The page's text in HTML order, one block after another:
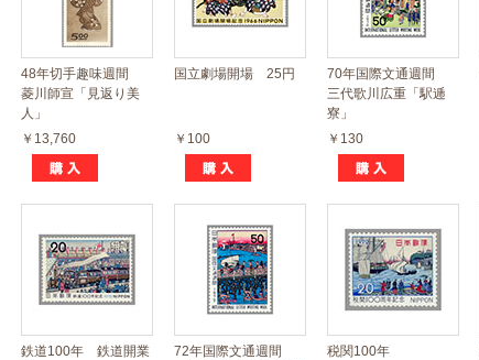
48年切手趣味週間
菱川師宣「見返り美
人」
￥13,760
国立劇場開場 25円
￥100
70年国際文通週間
三代歌川広重「駅逓
寮」
￥130
鉄道100年 鉄道開業
72年国際文通週間
税関100年